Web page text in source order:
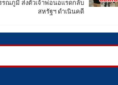
รณภูมิ ส่งตัวเจ้าพ่อนอแรดกลับ
สหรัฐฯ ดำเนินคดี